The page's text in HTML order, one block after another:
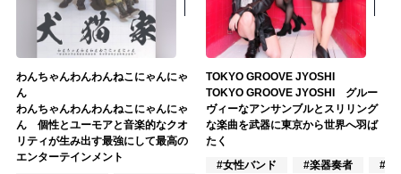
わんちゃんわんわんねこにゃんにゃ
ん
わんちゃんわんわんねこにゃんにゃ
ん 個性とユーモアと音楽的なクオ
リティが生み出す最強にして最高の
エンターテインメント
TOKYO GROOVE JYOSHI
TOKYO GROOVE JYOSHI グルー
ヴィーなアンサンブルとスリリング
な楽曲を武器に東京から世界へ羽ば
たく
#女性バンド
#楽器奏者